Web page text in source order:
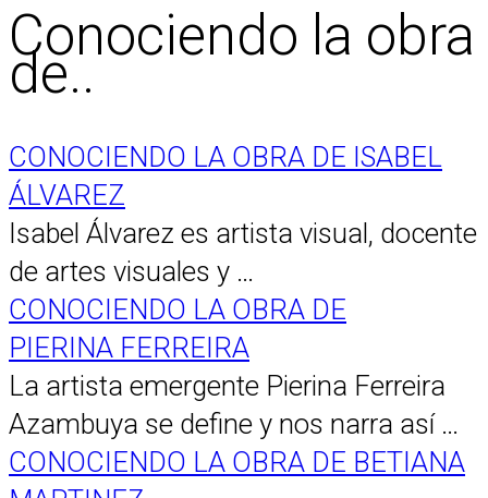
Conociendo la obra
de..
CONOCIENDO LA OBRA DE ISABEL
ÁLVAREZ
Isabel Álvarez es artista visual, docente
de artes visuales y …
CONOCIENDO LA OBRA DE
PIERINA FERREIRA
La artista emergente Pierina Ferreira
Azambuya se define y nos narra así …
CONOCIENDO LA OBRA DE BETIANA